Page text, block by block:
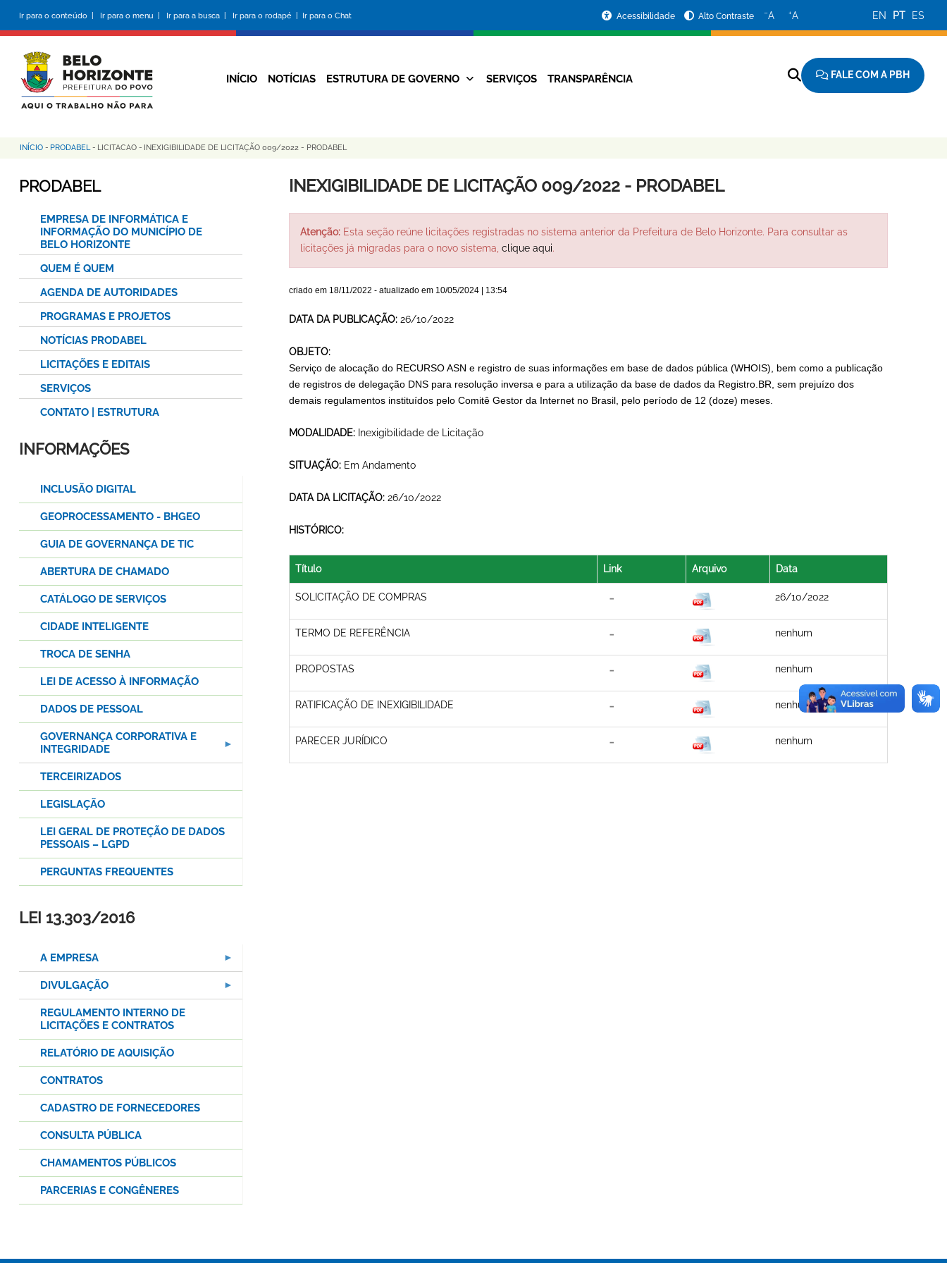
conteúdo
principal
Ir para o conteúdo | Ir para o menu | Ir para a busca | Ir para o rodapé | Ir para o Chat
da
Prefeitura
Acessibilidade Alto Contraste −A +A EN PT ES
Navegação
INÍCIO NOTÍCIAS ESTRUTURA DE GOVERNO SERVIÇOS TRANSPARÊNCIA FALE COM A PBH
Trilha
de
INÍCIO - PRODABEL - LICITACAO - INEXIGIBILIDADE DE LICITAÇÃO 009/2022 - PRODABEL
INEXIGIBILIDADE DE LICITAÇÃO 009/2022 - PRODABEL
Atenção:Esta seção reúne licitações registradas no sistema anterior da Prefeitura de Belo Horizonte. Para consultar as
licitações já migradas para o novo sistema, clique aqui.
criado em 18/11/2022 - atualizado em 10/05/2024 | 13:54
DATA DA PUBLICAÇÃO: 26/10/2022
OBJETO:
Serviço de alocação do RECURSO ASN e registro de suas informações em base de dados pública (WHOIS), bem como a publicação
de registros de delegação DNS para resolução inversa e para a utilização da base de dados da Registro.BR, sem prejuízo dos
demais regulamentos instituídos pelo Comitê Gestor da Internet no Brasil, pelo período de 12 (doze) meses.
MODALIDADE: Inexigibilidade de Licitação
SITUAÇÃO: Em Andamento
DATA DA LICITAÇÃO: 26/10/2022
HISTÓRICO:
Título Link Arquivo Data
SOLICITAÇÃO DE COMPRAS 26/10/2022
TERMO DE REFERÊNCIA nenhum
PROPOSTAS nenhum
RATIFICAÇÃO DE INEXIGIBILIDADE nenhum
PARECER JURÍDICO nenhum
PRODABEL
EMPRESA DE INFORMÁTICA E
INFORMAÇÃO DO MUNICÍPIO DE
BELO HORIZONTE
QUEM É QUEM
AGENDA DE AUTORIDADES
PROGRAMAS E PROJETOS
NOTÍCIAS PRODABEL
LICITAÇÕES E EDITAIS
SERVIÇOS
CONTATO | ESTRUTURA
INFORMAÇÕES
INCLUSÃO DIGITAL
GEOPROCESSAMENTO - BHGEO
GUIA DE GOVERNANÇA DE TIC
ABERTURA DE CHAMADO
CATÁLOGO DE SERVIÇOS
CIDADE INTELIGENTE
TROCA DE SENHA
LEI DE ACESSO À INFORMAÇÃO
DADOS DE PESSOAL
GOVERNANÇA CORPORATIVA E
INTEGRIDADE
TERCEIRIZADOS
LEGISLAÇÃO
LEI GERAL DE PROTEÇÃO DE DADOS
PESSOAIS – LGPD
PERGUNTAS FREQUENTES
LEI 13.303/2016
A EMPRESA
DIVULGAÇÃO
REGULAMENTO INTERNO DE
LICITAÇÕES E CONTRATOS
RELATÓRIO DE AQUISIÇÃO
CONTRATOS
CADASTRO DE FORNECEDORES
CONSULTA PÚBLICA
CHAMAMENTOS PÚBLICOS
PARCERIAS E CONGÊNERES